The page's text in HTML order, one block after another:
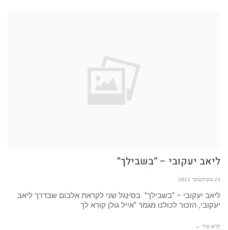
ליאב יעקובי – “בשבילך”
23 באוקטובר 2012
ליאב יעקובי – “בשבילך” בסינגל שני לקראת אלבום שבדרך ליאב
יעקובי, הזכור לכולנו מגמר “אייל גולן קורא לך
קרא עוד ←